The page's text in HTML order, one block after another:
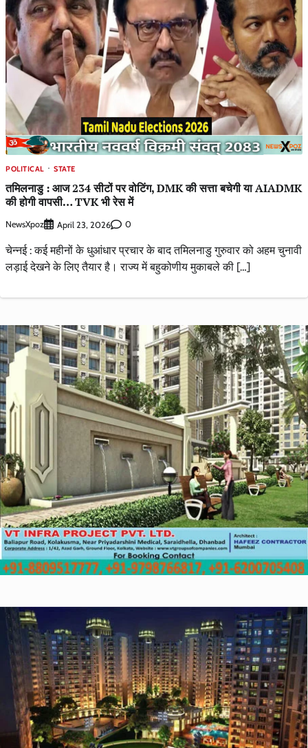
POLITICAL STATE
तमिलनाडु : आज 234 सीटों पर वोटिंग, DMK की सत्ता बचेगी या AIADMK
की होगी वापसी… TVK भी रेस में
NewsXpoz April 23, 2026 0
चेन्नई : कई महीनों के धुआंधार प्रचार के बाद तमिलनाडु गुरुवार को अहम चुनावी
लड़ाई देखने के लिए तैयार है। राज्य में बहुकोणीय मुकाबले की […]